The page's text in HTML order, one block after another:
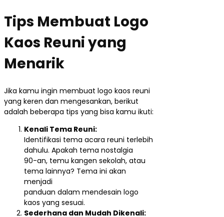
Tips Membuat Logo
Kaos Reuni yang
Menarik
Jika kamu ingin membuat logo kaos reuni
yang keren dan mengesankan, berikut
adalah beberapa tips yang bisa kamu ikuti:
Kenali Tema Reuni:
Identifikasi tema acara reuni terlebih
dahulu. Apakah tema nostalgia
90-an, temu kangen sekolah, atau
tema lainnya? Tema ini akan
menjadi
panduan dalam mendesain logo
kaos yang sesuai.
Sederhana dan Mudah Dikenali: